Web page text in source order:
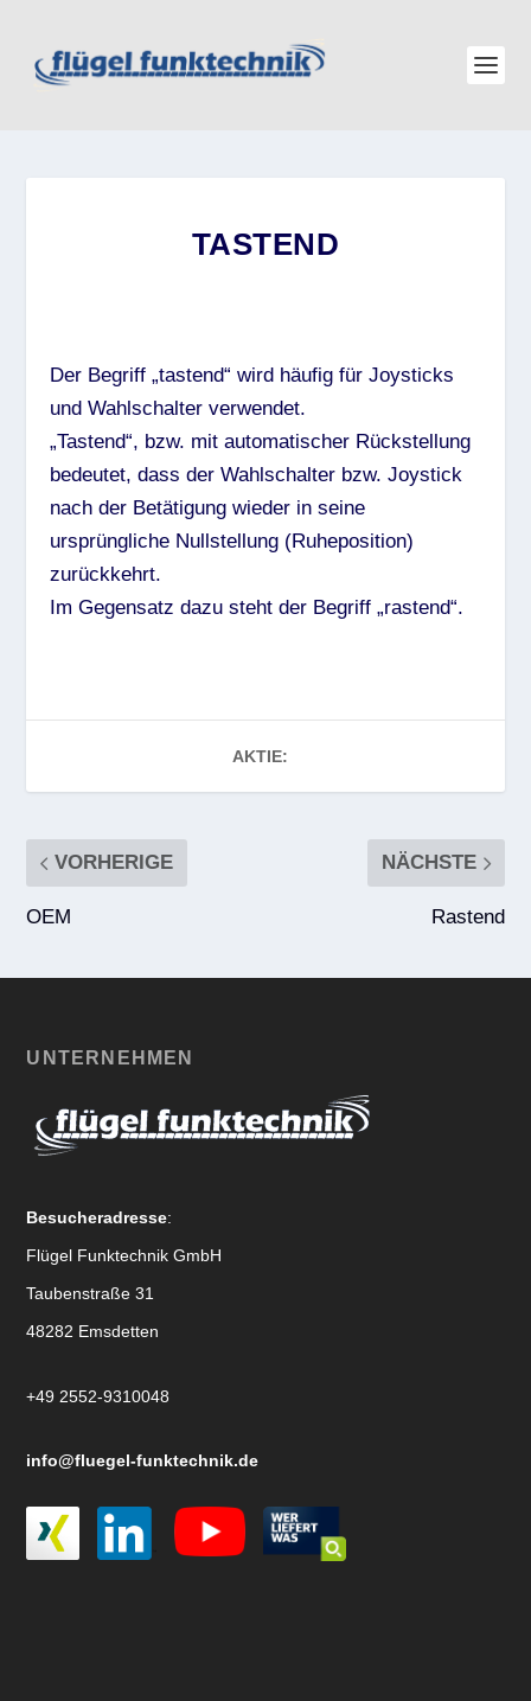
TASTEND
Der Begriff „tastend“ wird häufig für Joysticks
und Wahlschalter verwendet.
„Tastend“, bzw. mit automatischer Rückstellung
bedeutet, dass der Wahlschalter bzw. Joystick
nach der Betätigung wieder in seine
ursprüngliche Nullstellung (Ruheposition)
zurückkehrt.
Im Gegensatz dazu steht der Begriff „rastend“.
AKTIE:
VORHERIGE
OEM
NÄCHSTE
Rastend
UNTERNEHMEN
Besucheradresse:
Flügel Funktechnik GmbH
Taubenstraße 31
48282 Emsdetten
+49 2552-9310048
info@fluegel-funktechnik.de